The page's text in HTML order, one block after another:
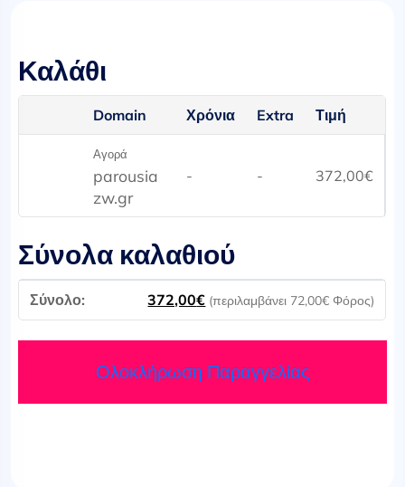
Καλάθι
Domain Χρόνια Extra Τιμή
Αγορά
parousia
zw.gr
- - 372,00€
Σύνολα καλαθιού
372,00€ (περιλαμβάνει 72,00€ Φόρος)
Ολοκλήρωση Παραγγελίας